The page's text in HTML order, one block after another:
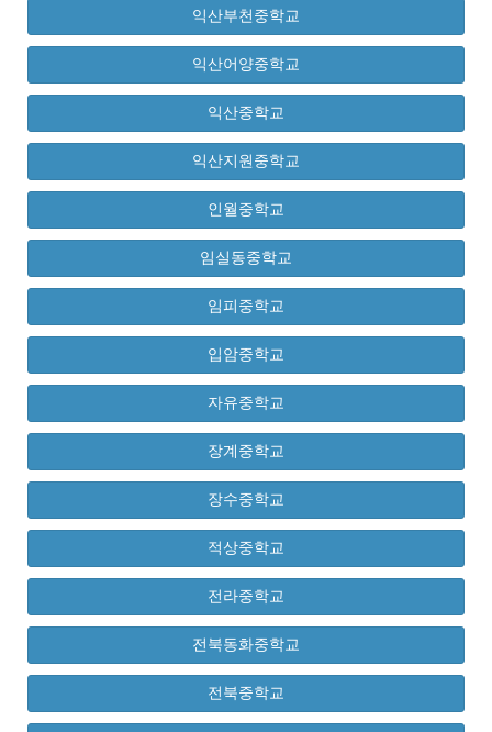
익산부천중학교
익산어양중학교
익산중학교
익산지원중학교
인월중학교
임실동중학교
임피중학교
입암중학교
자유중학교
장계중학교
장수중학교
적상중학교
전라중학교
전북동화중학교
전북중학교